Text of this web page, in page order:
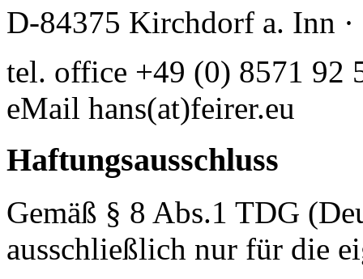
D-84375 Kirchdorf a. Inn
tel. office +49 (0) 8571 92
eMail hans(at)feirer.eu
Haftungsausschluss
Gemäß § 8 Abs.1 TDG
ausschließlich nur für die